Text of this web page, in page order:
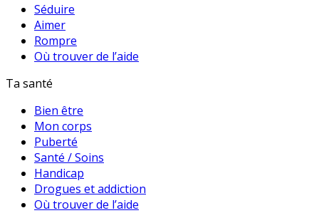
Séduire
Aimer
Rompre
Où trouver de l’aide
Ta santé
Bien être
Mon corps
Puberté
Santé / Soins
Handicap
Drogues et addiction
Où trouver de l’aide